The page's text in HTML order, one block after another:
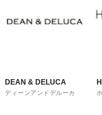
DEAN & DELUCA
ディーンアンドデルーカ